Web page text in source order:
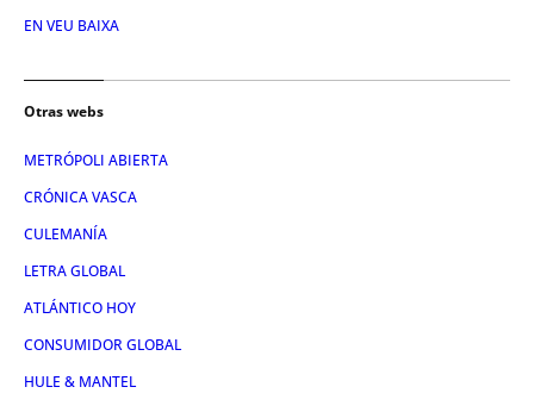
EN VEU BAIXA
Otras webs
METRÓPOLI ABIERTA
CRÓNICA VASCA
CULEMANÍA
LETRA GLOBAL
ATLÁNTICO HOY
CONSUMIDOR GLOBAL
HULE & MANTEL